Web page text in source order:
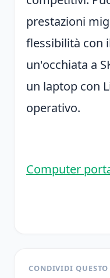
prestazioni
flessibilità con
un'occhiata a
un laptop con
operativo.
Computer
CONDIVIDI